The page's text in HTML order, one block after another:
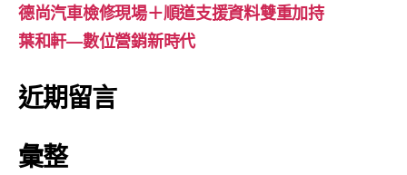
德尚汽車檢修現場＋順道支援資料雙重加持
葉和軒—數位營銷新時代
近期留言
彙整